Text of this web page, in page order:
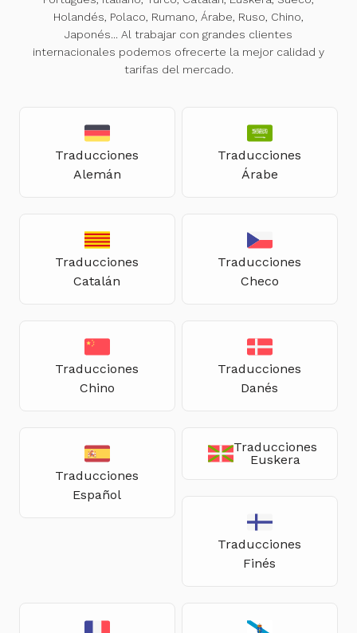
Holandés, Polaco, Rumano, Árabe, Ruso, Chino,
Japonés... Al trabajar con grandes clientes
internacionales podemos ofrecerte la mejor calidad y
tarifas del mercado.
Traducciones
Alemán
Traducciones
Árabe
Traducciones
Catalán
Traducciones
Checo
Traducciones
Chino
Traducciones
Danés
Traducciones
Español
Traducciones
Euskera
Traducciones
Finés